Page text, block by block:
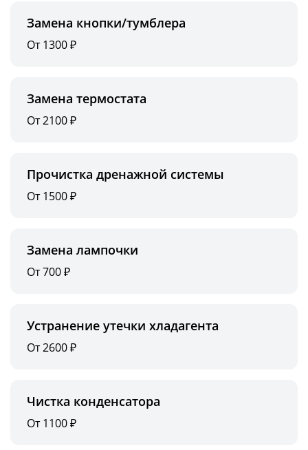
Замена кнопки/тумблера
От 1300 ₽
Замена термостата
От 2100 ₽
Прочистка дренажной системы
От 1500 ₽
Замена лампочки
От 700 ₽
Устранение утечки хладагента
От 2600 ₽
Чистка конденсатора
От 1100 ₽